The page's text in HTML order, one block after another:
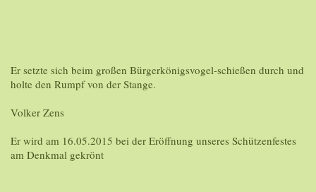
Er setzte sich beim großen Bürgerkönigsvogel-schießen durch und
holte den Rumpf von der Stange.
Volker Zens
Er wird am 16.05.2015 bei der Eröffnung unseres Schützenfestes
am Denkmal gekrönt